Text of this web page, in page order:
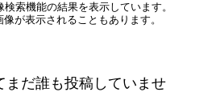
索機能の結果を表示しています。
が表示されることもあります。
まだ誰も投稿していませ